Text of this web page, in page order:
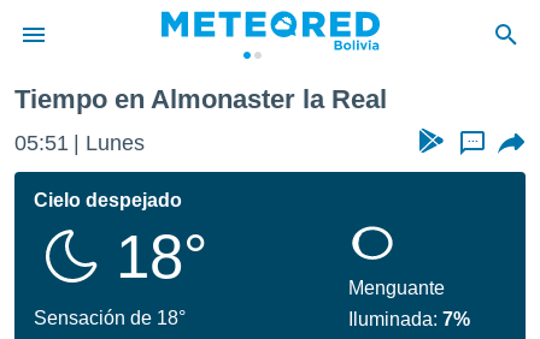
de
ha
calidad.
a este
Tiempo en Almonaster la Real
05:51 Lunes ...
Cielo despejado
18°
Sensación de 18°
Menguante
Iluminada:7%